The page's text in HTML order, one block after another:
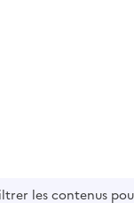
les contenus